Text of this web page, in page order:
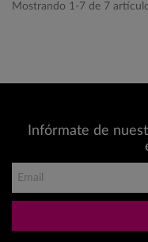
Mostrando 1-7 de 7
Infórmate de